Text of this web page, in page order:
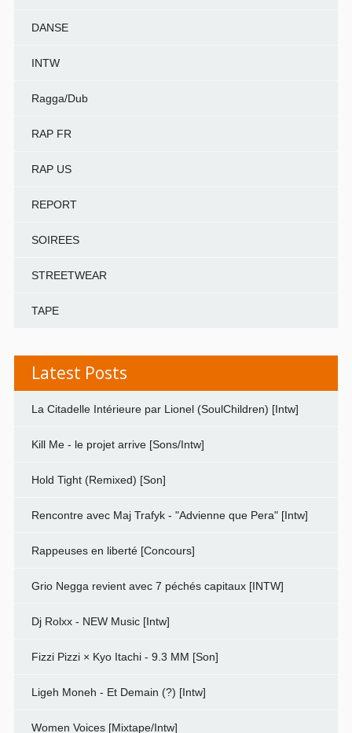
DANSE
INTW
Ragga/Dub
RAP FR
RAP US
REPORT
SOIREES
STREETWEAR
TAPE
Latest Posts
La Citadelle Intérieure par Lionel (SoulChildren) [Intw]
Kill Me - le projet arrive [Sons/Intw]
Hold Tight (Remixed) [Son]
Rencontre avec Maj Trafyk - "Advienne que Pera" [Intw]
Rappeuses en liberté [Concours]
Grio Negga revient avec 7 péchés capitaux [INTW]
Dj Rolxx - NEW Music [Intw]
Fizzi Pizzi × Kyo Itachi - 9.3 MM [Son]
Ligeh Moneh - Et Demain (?) [Intw]
Women Voices [Mixtape/Intw]